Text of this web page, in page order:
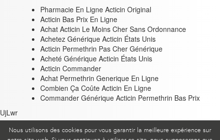
Pharmacie En Ligne Acticin Original
Acticin Bas Prix En Ligne
Achat Acticin Le Moins Cher Sans Ordonnance
Achetez Générique Acticin États Unis
Acticin Permethrin Pas Cher Générique
Acheté Générique Acticin États Unis
Acticin Commander
Achat Permethrin Generique En Ligne
Combien Ça Coûte Acticin En Ligne
Commander Générique Acticin Permethrin Bas Prix
UjLwr
Posted in Non classé
Nous utilisons des cookies pour vous garantir la meilleure expérience sur